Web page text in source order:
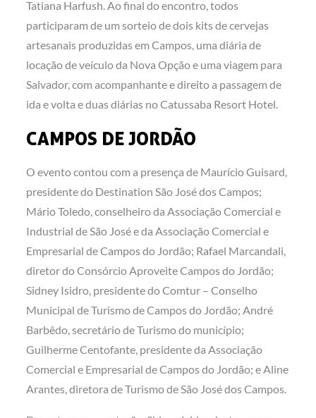
Tatiana Harfush. Ao final do encontro, todos
participaram de um sorteio de dois kits de cervejas
artesanais produzidas em Campos, uma diária de
locação de veículo da Nova Opção e uma viagem para
Salvador, com acompanhante e direito a passagem de
ida e volta e duas diárias no Catussaba Resort Hotel.
CAMPOS DE JORDÃO
O evento contou com a presença de Maurício Guisard,
presidente do Destination São José dos Campos;
Mário Toledo, conselheiro da Associação Comercial e
Industrial de São José e da Associação Comercial e
Empresarial de Campos do Jordão; Rafael Marcandali,
diretor do Consórcio Aproveite Campos do Jordão;
Sidney Isidro, presidente do Comtur – Conselho
Municipal de Turismo de Campos do Jordão; André
Barbêdo, secretário de Turismo do município;
Guilherme Centofante, presidente da Associação
Comercial e Empresarial de Campos do Jordão; e Aline
Arantes, diretora de Turismo de São José dos Campos.